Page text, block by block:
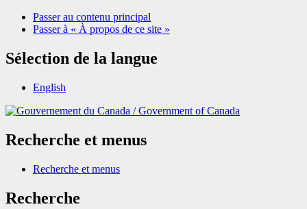
Passer au contenu principal
Passer à « À propos de ce site »
Sélection de la langue
English
/Government of Canada
Recherche et menus
Recherche et menus
Recherche